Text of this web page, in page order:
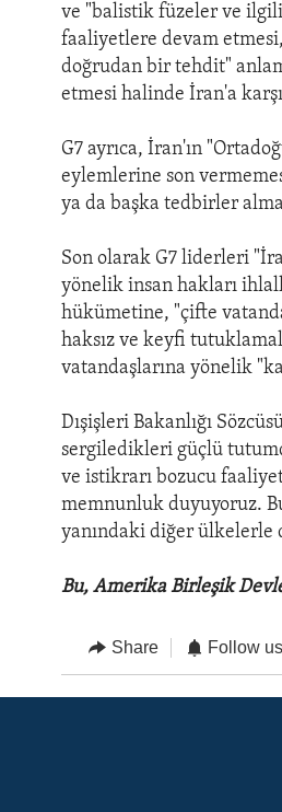
ve "balistik füzeler ve
faaliyetlere devam
doğrudan bir tehdit"
etmesi halinde İran'a
G7 ayrıca, İran'ın
eylemlerine son
ya da başka tedbirler
Son olarak G7 liderleri
yönelik insan hakları
hükümetine, "çifte
haksız ve keyfi
vatandaşlarına yönelik
Dışişleri Bakanlığı
sergiledikleri güçlü
ve istikrarı bozucu
memnunluk duyuyoruz.
yanındaki diğer ülkelerle
Bu, Amerika Birleşik
Share Follow us